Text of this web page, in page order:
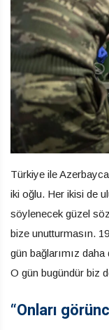
Türkiye ile
iki oğlu. Her ikisi de
söylenecek güzel
bize unutturmasın.
gün bağlarımız
O gün bugündür biz
“Onları